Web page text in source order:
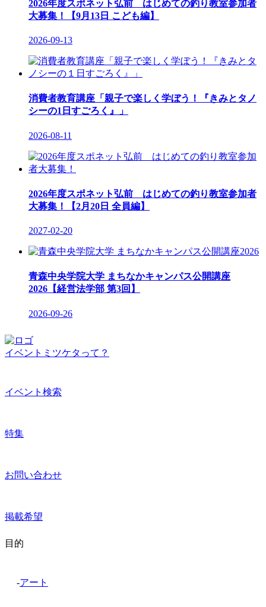
2026年度スポネット弘前 はじめての釣り教室参加者
大募集！【9月13日 こども編】
2026-09-13
消費者教育講座「親子で楽しく学ぼう！『きみとタノ
シーの1日すごろく』」
2026-08-11
2026年度スポネット弘前 はじめての釣り教室参加者
大募集！【2月20日 全員編】
2027-02-20
青森中央学院大学 まちなかキャンパス公開講座
2026【経営法学部 第3回】
2026-09-26
イベントミツケタって？
イベント検索
特集
お問い合わせ
掲載希望
目的
-アート